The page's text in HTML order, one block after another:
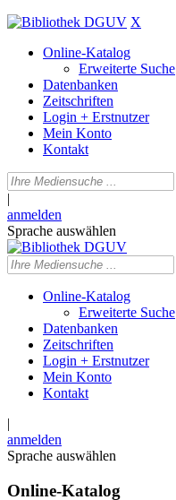
X
Online-Katalog
Erweiterte Suche
Datenbanken
Zeitschriften
Login + Erstnutzer
Mein Konto
Kontakt
|
anmelden
Sprache auswählen
Online-Katalog
Erweiterte Suche
Datenbanken
Zeitschriften
Login + Erstnutzer
Mein Konto
Kontakt
|
anmelden
Sprache auswählen
Online-Katalog